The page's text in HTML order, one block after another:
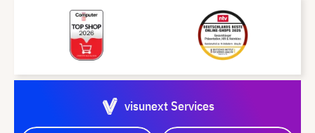
visunext Services